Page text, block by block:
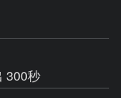
300秒